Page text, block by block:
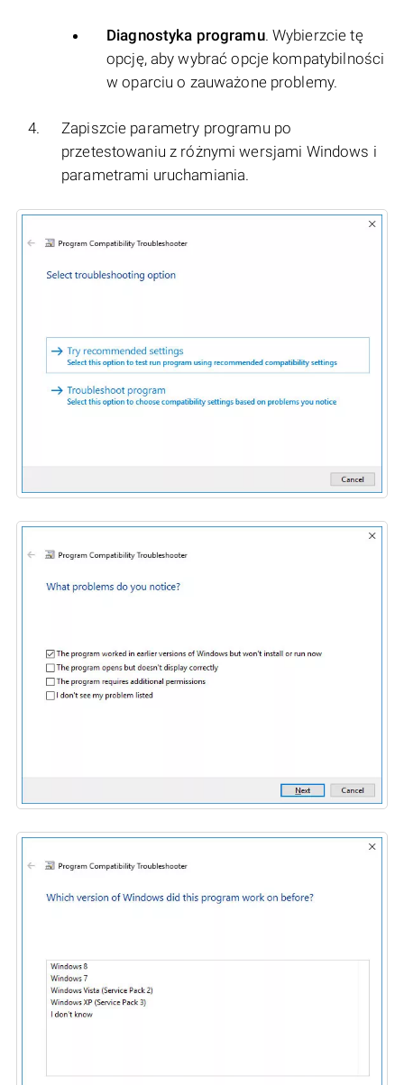
Diagnostyka programu. Wybierzcie tę
opcję, aby wybrać opcje kompatybilności
w oparciu o zauważone problemy.
Zapiszcie parametry programu po
przetestowaniu z różnymi wersjami Windows i
parametrami uruchamiania.